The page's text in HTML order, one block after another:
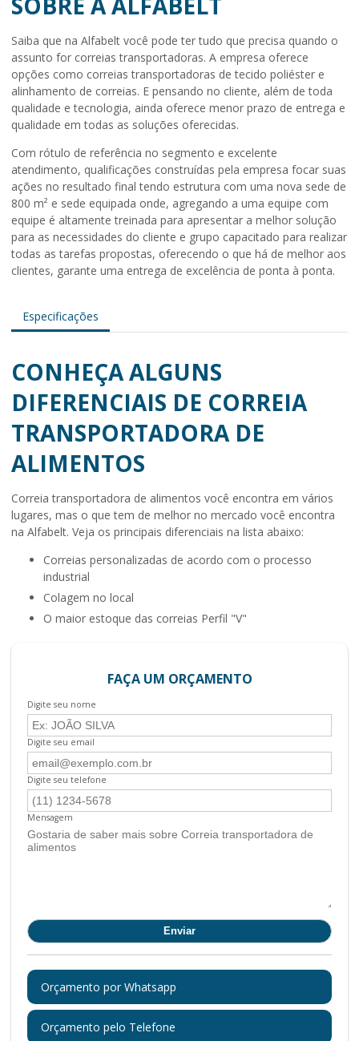
Saiba que na Alfabelt você pode ter tudo que precisa quando o
assunto for correias transportadoras. A empresa oferece
opções como correias transportadoras de tecido poliéster e
alinhamento de correias. E pensando no cliente, além de toda
qualidade e tecnologia, ainda oferece menor prazo de entrega e
qualidade em todas as soluções oferecidas.
Com rótulo de referência no segmento e excelente
atendimento, qualificações construídas pela empresa focar suas
ações no resultado final tendo estrutura com uma nova sede de
800 m² e sede equipada onde, agregando a uma equipe com
equipe é altamente treinada para apresentar a melhor solução
para as necessidades do cliente e grupo capacitado para realizar
todas as tarefas propostas, oferecendo o que há de melhor aos
clientes, garante uma entrega de excelência de ponta à ponta.
Especificações
CONHEÇA ALGUNS
DIFERENCIAIS DE CORREIA
TRANSPORTADORA DE
ALIMENTOS
Correia transportadora de alimentos você encontra em vários
lugares, mas o que tem de melhor no mercado você encontra
na Alfabelt. Veja os principais diferenciais na lista abaixo:
correias personalizadas de acordo com o processo
industrial
colagem no local
o maior estoque das correias Perfil "V"
FAÇA UM ORÇAMENTO
Digite seu nome
Digite seu email
Digite seu telefone
Mensagem
Orçamento por Whatsapp
Orçamento pelo Telefone